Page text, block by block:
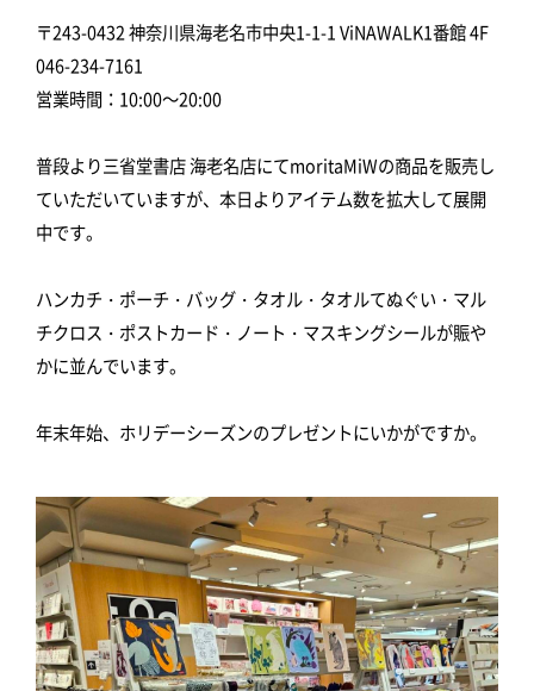
〒243-0432 神奈川県海老名市中央1-1-1 ViNAWALK1番館 4F
046-234-7161
営業時間：10:00～20:00
普段より三省堂書店 海老名店にてmoritaMiWの商品を販売し
ていただいていますが、本日よりアイテム数を拡大して展開
中です。
ハンカチ・ポーチ・バッグ・タオル・タオルてぬぐい・マル
チクロス・ポストカード・ノート・マスキングシールが賑や
かに並んでいます。
年末年始、ホリデーシーズンのプレゼントにいかがですか。